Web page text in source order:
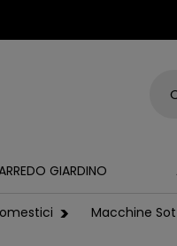
GIARDINO
Macchine